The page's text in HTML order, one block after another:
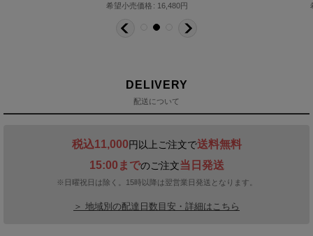
希望小売価格: 16,480
DELIVERY
配送について
税込11,000円以上ご注文で送料無料
15:00までのご注文当日発送
※日曜祝日は除く。15時以降は翌営業日発送となります。
＞ 地域別の配達日数目安・詳細はこちら